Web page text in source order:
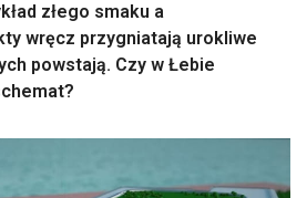
złego smaku a
wręcz przygniatają urokliwe
powstają. Czy w Łebie